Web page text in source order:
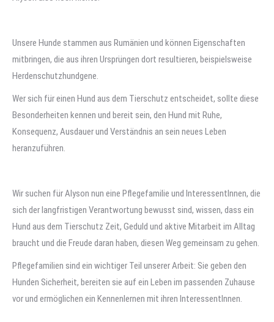
Unsere Hunde stammen aus Rumänien und können Eigenschaften
mitbringen, die aus ihren Ursprüngen dort resultieren, beispielsweise
Herdenschutzhundgene.
Wer sich für einen Hund aus dem Tierschutz entscheidet, sollte diese
Besonderheiten kennen und bereit sein, den Hund mit Ruhe,
Konsequenz, Ausdauer und Verständnis an sein neues Leben
heranzuführen.
Wir suchen für Alyson nun eine Pflegefamilie und InteressentInnen, die
sich der langfristigen Verantwortung bewusst sind, wissen, dass ein
Hund aus dem Tierschutz Zeit, Geduld und aktive Mitarbeit im Alltag
braucht und die Freude daran haben, diesen Weg gemeinsam zu gehen.
Pflegefamilien sind ein wichtiger Teil unserer Arbeit: Sie geben den
Hunden Sicherheit, bereiten sie auf ein Leben im passenden Zuhause
vor und ermöglichen ein Kennenlernen mit ihren InteressentInnen.